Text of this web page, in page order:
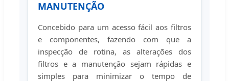
MANUTENÇÃO
Concebido para um acesso fácil aos filtros
e componentes, fazendo com que a
inspecção de rotina, as alterações dos
filtros e a manutenção sejam rápidas e
simples para minimizar o tempo de